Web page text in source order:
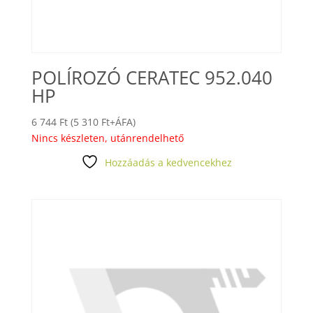
POLÍROZÓ CERATEC 952.040
HP
6 744 Ft (5 310 Ft+ÁFA)
Nincs készleten, utánrendelhető
Hozzáadás a kedvencekhez